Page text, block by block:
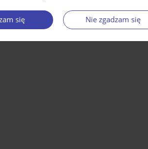
się Nie zgadzam się